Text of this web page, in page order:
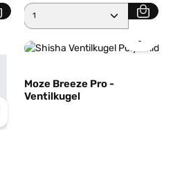
gewünschten Wert ein
Produkt Anzahl: Gib den
Moze Breeze Pro -
Ventilkugel